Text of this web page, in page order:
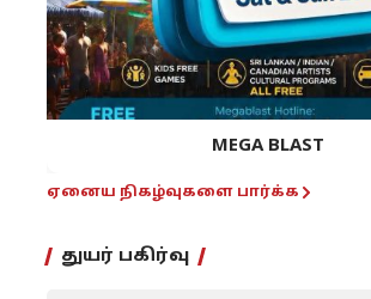
MEGA BLAST
ஏனைய நிகழ்வுகளை பார்க்க
துயர் பகிர்வு